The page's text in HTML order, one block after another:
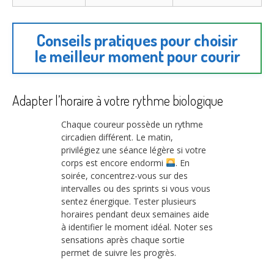
Conseils pratiques pour choisir
le meilleur moment pour courir
Adapter l’horaire à votre rythme biologique
Chaque coureur possède un rythme
circadien différent. Le matin,
privilégiez une séance légère si votre
corps est encore endormi
. En
soirée, concentrez-vous sur des
intervalles ou des sprints si vous vous
sentez énergique. Tester plusieurs
horaires pendant deux semaines aide
à identifier le moment idéal. Noter ses
sensations après chaque sortie
permet de suivre les progrès.